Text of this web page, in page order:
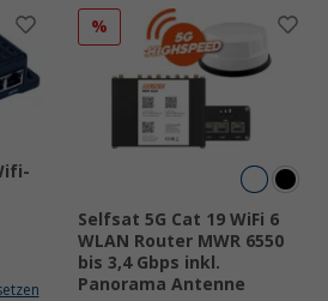
%
Selfsat 5G Cat 19 WiFi 6
WLAN Router MWR 6550
bis 3,4 Gbps inkl.
Panorama Antenne